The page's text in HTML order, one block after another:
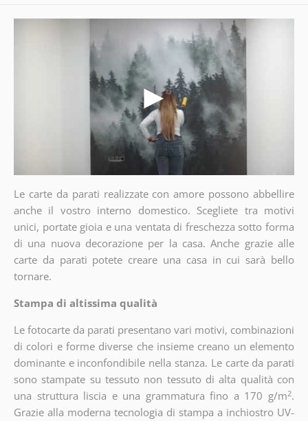
Le carte da parati realizzate con amore possono abbellire
anche il vostro interno domestico. Scegliete tra motivi
unici, portate gioia e una ventata di freschezza sotto forma
di una nuova decorazione per la casa. Anche grazie alle
carte da parati potete creare una casa in cui sarà bello
tornare.
Stampa di altissima qualità
Le fotocarte da parati presentano vari motivi, combinazioni
di colori e forme diverse che insieme creano un elemento
dominante e inconfondibile nella stanza. Le carte da parati
sono stampate su tessuto non tessuto di alta qualità con
una struttura liscia e una grammatura fino a 170 g/m2.
Grazie alla moderna tecnologia di stampa a inchiostro UV-